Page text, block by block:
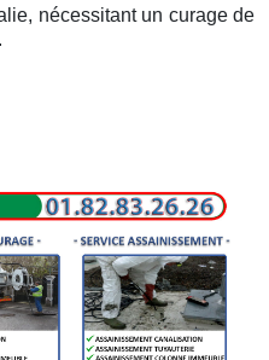
nécessitant un curage de